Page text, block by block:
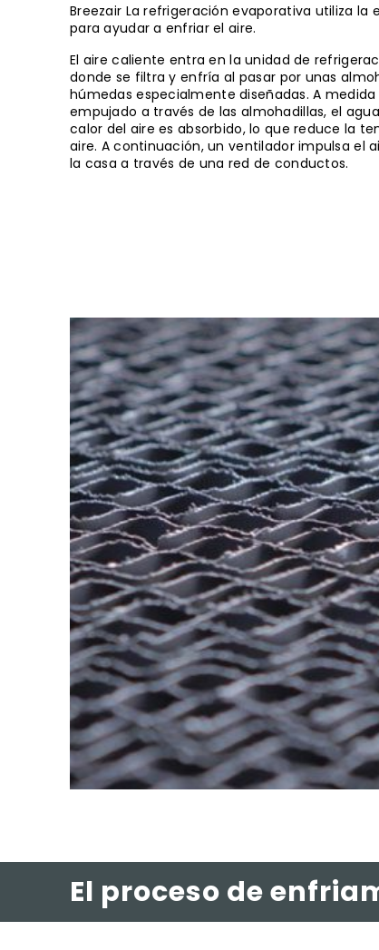
Breezair La refrigeración evaporativa utiliza la
para ayudar a enfriar el aire.
El aire caliente entra en la unidad de
donde se filtra y enfría al pasar por unas
húmedas especialmente diseñadas. A medida
empujado a través de las almohadillas, el
calor del aire es absorbido, lo que reduce la
aire. A continuación, un ventilador impulsa el
la casa a través de una red de conductos.
El proceso de